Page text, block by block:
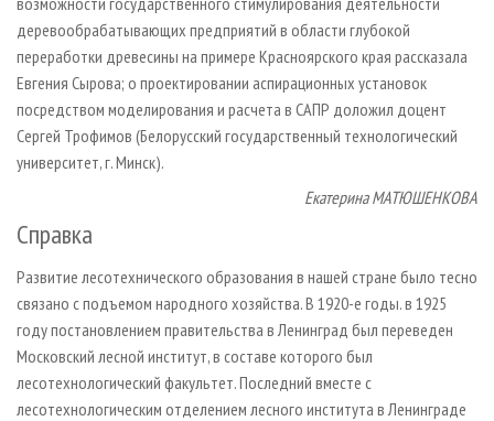
деревообрабатывающих предприятий в области глубокой
переработки древесины на примере Красноярского края рассказала
Евгения Сырова; о проектировании аспирационных установок
посредством моделирования и расчета в САПР доложил доцент
Сергей Трофимов (Белорусский государственный технологический
университет, г. Минск).
Екатерина МАТЮШЕНКОВА
Справка
Развитие лесотехнического образования в нашей стране было тесно
связано с подъемом народного хозяйства. В 1920-е годы. в 1925
году постановлением правительства в Ленинград был переведен
Московский лесной институт, в составе которого был
лесотехнологический факультет. Последний вместе с
лесотехнологическим отделением лесного института в Ленинграде